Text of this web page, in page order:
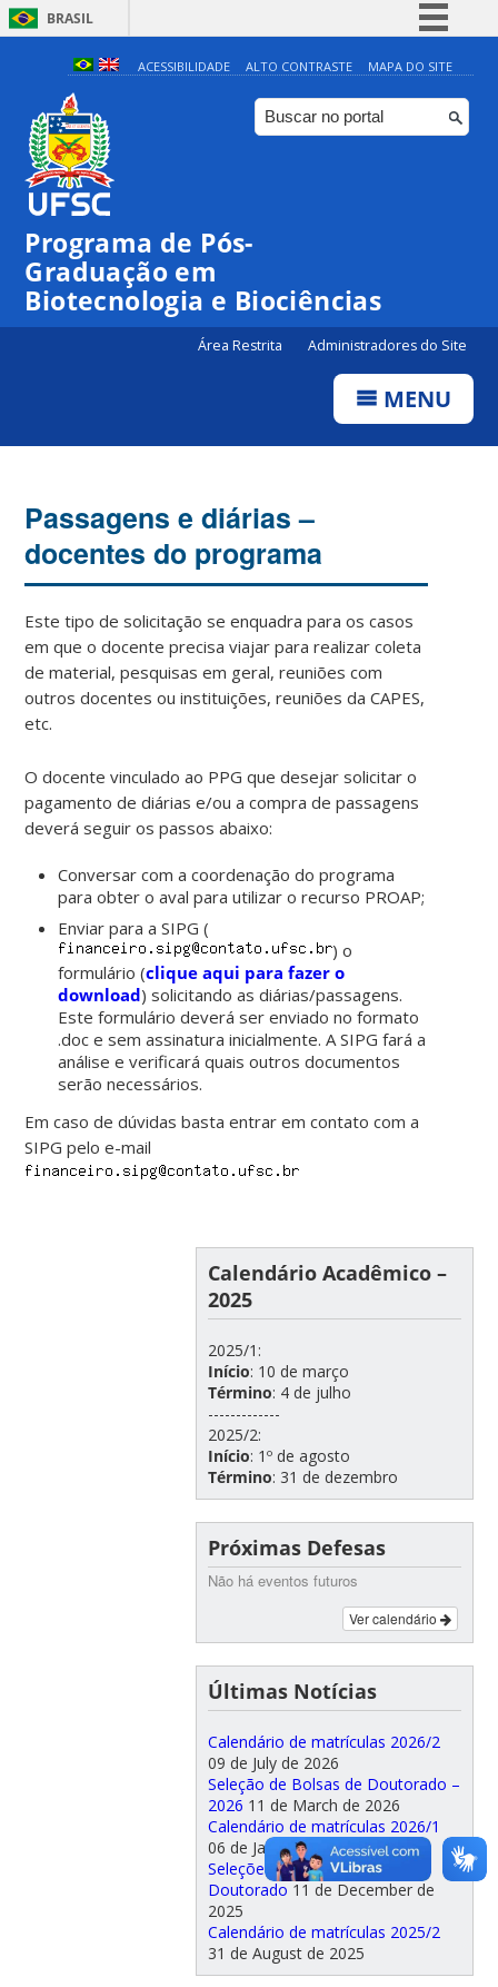
BRASIL
Simplifique!
Comunica BR
Participe
ACESSIBILIDADE ALTO CONTRASTE MAPA DO SITE
Programa de Pós-
Graduação em
Biotecnologia e Biociências
Área Restrita Administradores do Site
MENU
Passagens e diárias –
docentes do programa
Este tipo de solicitação se enquadra para os casos
em que o docente precisa viajar para realizar coleta
de material, pesquisas em geral, reuniões com
outros docentes ou instituições, reuniões da CAPES,
etc.
O docente vinculado ao PPG que desejar solicitar o
pagamento de diárias e/ou a compra de passagens
deverá seguir os passos abaixo:
Conversar com a coordenação do programa
para obter o aval para utilizar o recurso PROAP;
Enviar para a SIPG (
) o
formulário (clique aqui para fazer o
download) solicitando as diárias/passagens.
Este formulário deverá ser enviado no formato
.doc e sem assinatura inicialmente. A SIPG fará a
análise e verificará quais outros documentos
serão necessários.
Em caso de dúvidas basta entrar em contato com a
SIPG pelo e-mail
Calendário Acadêmico –
2025
2025/1:
Início: 10 de março
Término: 4 de julho
-------------
2025/2:
Início: 1º de agosto
Término: 31 de dezembro
Próximas Defesas
Não há eventos futuros
Ver calendário
Últimas Notícias
Calendário de matrículas 2026/2
09 de July de 2026
Seleção de Bolsas de Doutorado –
2026 11 de March de 2026
Calendário de matrículas 2026/1
06 de January de 2026
Seleções de Mestrado e
Doutorado 11 de December de
2025
Calendário de matrículas 2025/2
31 de August de 2025